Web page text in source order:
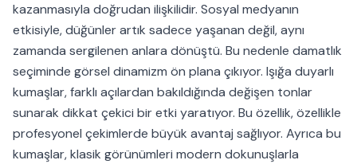
kazanmasıyla doğrudan ilişkilidir. Sosyal medyanın
etkisiyle, düğünler artık sadece yaşanan değil, aynı
zamanda sergilenen anlara dönüştü. Bu nedenle damatlık
seçiminde görsel dinamizm ön plana çıkıyor. Işığa duyarlı
kumaşlar, farklı açılardan bakıldığında değişen tonlar
sunarak dikkat çekici bir etki yaratıyor. Bu özellik, özellikle
profesyonel çekimlerde büyük avantaj sağlıyor. Ayrıca bu
kumaşlar, klasik görünümleri modern dokunuşlarla